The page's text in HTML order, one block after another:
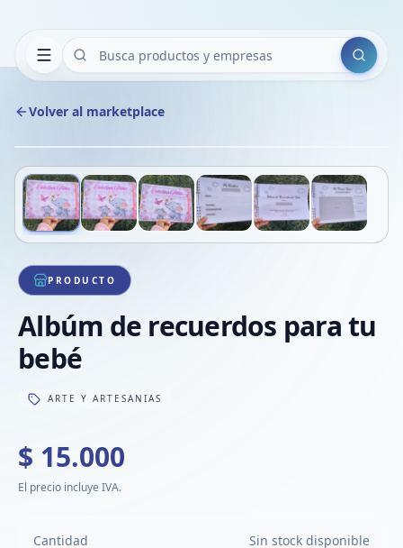
Buscar
Volver al marketplace
VER
1/6
PRODUCTO
Albúm de recuerdos para tu
bebé
ARTE Y ARTESANIAS
$ 15.000
El precio incluye IVA.
Cantidad Sin stock disponible